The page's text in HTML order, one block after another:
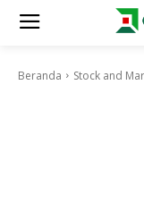
Beranda Stock and